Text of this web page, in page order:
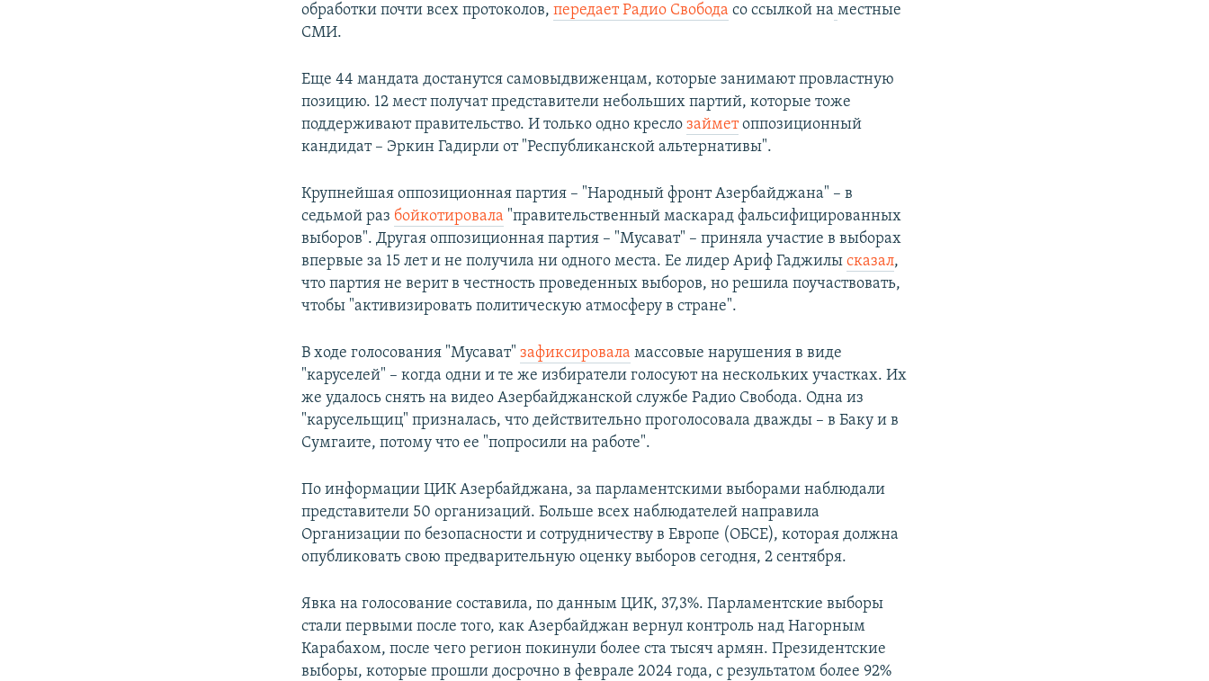
обработки почти всех протоколов,передает Радио Свобода со ссылкой на местные
СМИ.
Еще 44 мандата достанутся самовыдвиженцам, которые занимают провластную
позицию. 12 мест получат представители небольших партий, которые тоже
поддерживают правительство. И только одно креслозайметоппозиционный
кандидат – Эркин Гадирли от "Республиканской альтернативы".
Крупнейшая оппозиционная партия – "Народный фронт Азербайджана" – в
седьмой раз бойкотировала "правительственный маскарад фальсифицированных
выборов". Другая оппозиционная партия – "Мусават" – приняла участие в выборах
впервые за 15 лет и не получила ни одного места. Ее лидер Ариф Гаджилысказал,
что партия не верит в честность проведенных выборов, но решила поучаствовать,
чтобы "активизировать политическую атмосферу в стране".
В ходе голосования "Мусават"зафиксировала массовые нарушения в виде
"каруселей" – когда одни и те же избиратели голосуют на нескольких участках. Их
же удалось снять на видео Азербайджанской службе Радио Свобода. Одна из
"карусельщиц" призналась, что действительно проголосовала дважды – в Баку и в
Сумгаите, потому что ее "попросили на работе".
По информации ЦИК Азербайджана, за парламентскими выборами наблюдали
представители 50 организаций. Больше всех наблюдателей направила
Организации по безопасности и сотрудничеству в Европе (ОБСЕ), которая должна
опубликовать свою предварительную оценку выборов сегодня, 2 сентября.
Явка на голосование составила, по данным ЦИК, 37,3%. Парламентские выборы
стали первыми после того, как Азербайджан вернул контроль над Нагорным
Карабахом, после чего регион покинули более ста тысяч армян. Президентские
выборы, которые прошли досрочно в феврале 2024 года, с результатом более 92%